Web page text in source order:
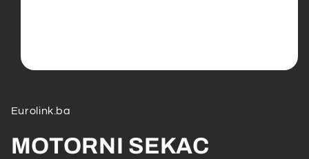
modal
Eurolink.ba
MOTORNI SEKAC